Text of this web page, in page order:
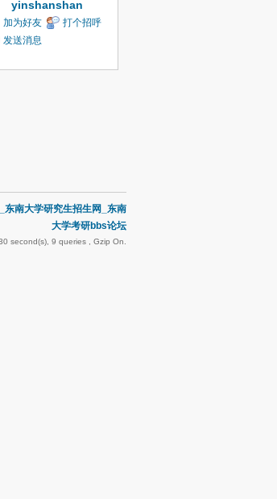
yinshanshan
加为好友
打个招呼
发送消息
东南大学研究生招生网_东南
大学考研bbs论坛
second(s), 9 queries , Gzip On.